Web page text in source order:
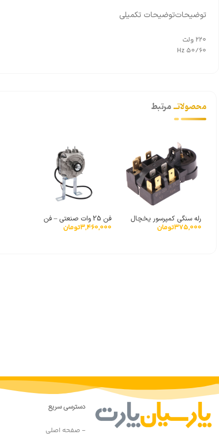
توضیحاتتوضیحات تکمیلی
220 ولت
50/60 Hz
محصولاتــمرتبط
رله سنگی کمپرسور یخچال
مدل QP3-12A
375,000تومان
فن 25 وات صنعتی – فن
آبسردکن و یخچال ویترینی
3,460,000تومان
دسترسی سریع
- صفحه اصلی